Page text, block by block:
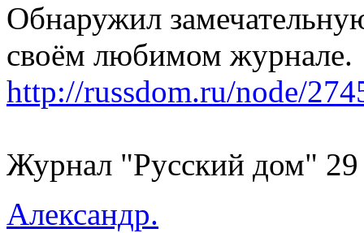
Обнаружил
своём любимом журнале.
http://russdom.ru/node/
Журнал "Русский дом"
Александр.